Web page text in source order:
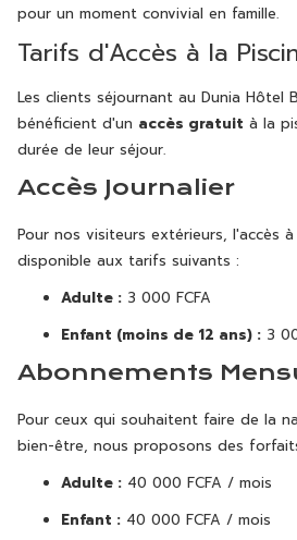
pour un moment convivial en famille.
Tarifs d'Accès à la
Les clients séjournant au Dunia Hôtel
bénéficient d'un accès gratuit à la
durée de leur séjour.
Accès Journalier
Pour nos visiteurs extérieurs, l'accès
disponible aux tarifs suivants :
Adulte : 3 000 FCFA
Enfant (moins de 12 ans) : 3
Abonnements
Pour ceux qui souhaitent faire de la
bien-être, nous proposons des
Adulte : 40 000 FCFA / mois
Enfant : 40 000 FCFA / mois